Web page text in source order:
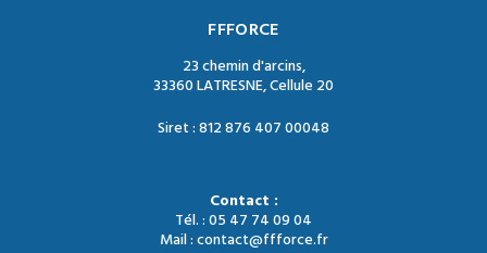
FFFORCE
23 chemin d'arcins,
33360 LATRESNE, Cellule 20
Siret : 812 876 407 00048
Contact :
Tél. : 05 47 74 09 04
Mail : contact@ffforce.fr